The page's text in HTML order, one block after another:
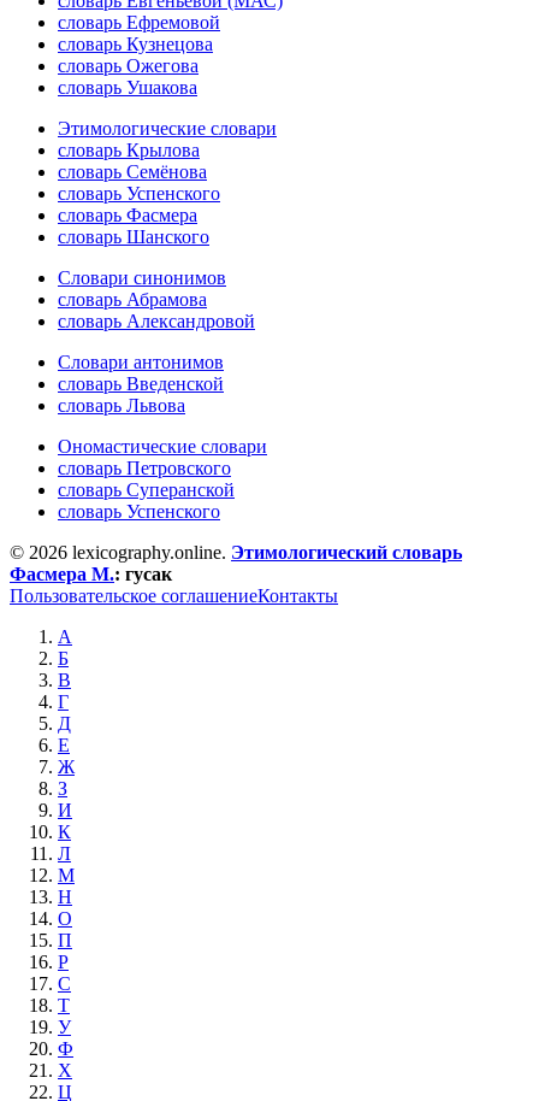
словарь Ефремовой
словарь Кузнецова
словарь Ожегова
словарь Ушакова
Этимологические словари
словарь Крылова
словарь Семёнова
словарь Успенского
словарь Фасмера
словарь Шанского
Словари синонимов
словарь Абрамова
словарь Александровой
Словари антонимов
словарь Введенской
словарь Львова
Ономастические словари
словарь Петровского
словарь Суперанской
словарь Успенского
© 2026 lexicography.online. Этимологический словарь
Фасмера М.: гусак
Пользовательское соглашениеКонтакты
А
Б
В
Г
Д
Е
Ж
З
И
К
Л
М
Н
О
П
Р
С
Т
У
Ф
Х
Ц